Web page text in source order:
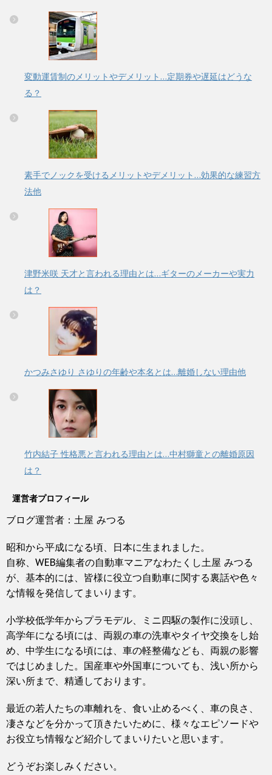
変動運賃制のメリットやデメリット…定期券や遅延はどうな
る？
素手でノックを受けるメリットやデメリット…効果的な練習方
法他
津野米咲 天才と言われる理由とは…ギターのメーカーや実力
は？
かつみさゆり さゆりの年齢や本名とは…離婚しない理由他
竹内結子 性格悪と言われる理由とは…中村獅童との離婚原因
は？
運営者プロフィール
ブログ運営者：土屋 みつる
昭和から平成になる頃、日本に生まれました。
自称、WEB編集者の自動車マニアなわたくし土屋 みつる
が、基本的には、皆様に役立つ自動車に関する裏話や色々
な情報を発信してまいります。
小学校低学年からプラモデル、ミニ四駆の製作に没頭し、
高学年になる頃には、両親の車の洗車やタイヤ交換をし始
め、中学生になる頃には、車の軽整備なども、両親の影響
ではじめました。国産車や外国車についても、浅い所から
深い所まで、精通しております。
最近の若人たちの車離れを、食い止めるべく、車の良さ、
凄さなどを分かって頂きたいために、様々なエピソードや
お役立ち情報など紹介してまいりたいと思います。
どうぞお楽しみください。